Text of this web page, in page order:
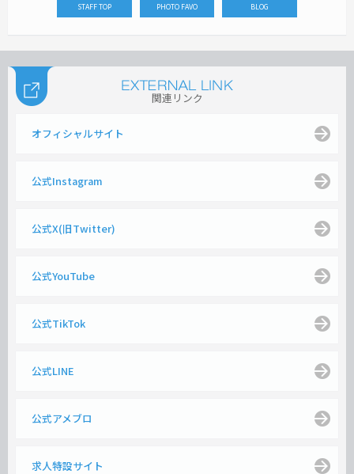
STAFF TOP PHOTO FAVO BLOG
関連リンク
オフィシャルサイト
公式Instagram
公式X(旧Twitter)
公式YouTube
公式TikTok
公式LINE
公式アメブロ
求人特設サイト